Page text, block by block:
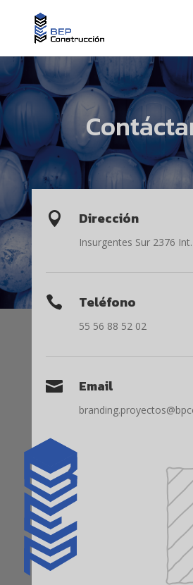
 Dirección
Insurgentes Sur 2376
 Teléfono
55 56 88 52 02
 Email